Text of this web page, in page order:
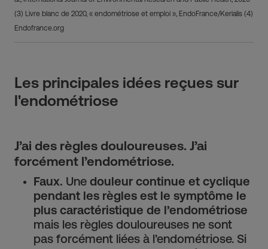
(3) Livre blanc de 2020, « endométriose et emploi », EndoFrance/Kerialis (4)
Endofrance.org
Les principales idées reçues sur
l'endométriose
J’ai des règles douloureuses. J’ai
forcément l’endométriose.
Faux. Une douleur continue et cyclique
pendant les règles est le symptôme le
plus caractéristique de l’endométriose
mais les règles douloureuses ne sont
pas forcément liées à l’endométriose. Si